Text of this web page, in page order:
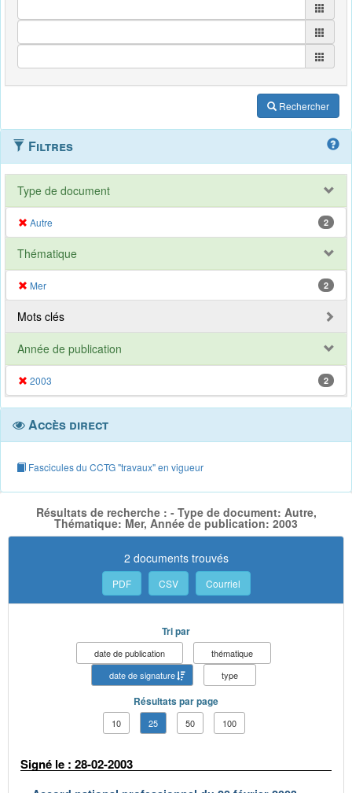
Rechercher
Filtres
Type de document
Autre 2
Thématique
Mer 2
Mots clés
Année de publication
2003 2
Accès direct
Fascicules du CCTG "travaux" en vigueur
Résultats de recherche : - Type de document: Autre,
Thématique: Mer, Année de publication: 2003
2 documents trouvés
PDF CSV Courriel
Tri par
date de publication
thématique
date de signature
type
Résultats par page
10 25 50 100
Signé le : 28-02-2003